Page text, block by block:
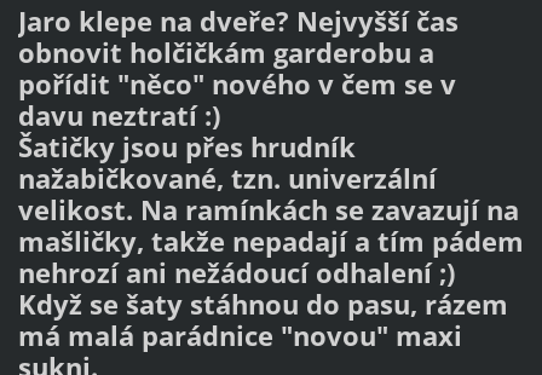
Jaro klepe na dveře? Nejvyšší čas
obnovit holčičkám garderobu a
pořídit "něco" nového v čem se v
davu neztratí :)
Šatičky jsou přes hrudník
nažabičkované, tzn. univerzální
velikost. Na ramínkách se zavazují na
mašličky, takže nepadají a tím pádem
nehrozí ani nežádoucí odhalení ;)
Když se šaty stáhnou do pasu, rázem
má malá parádnice "novou" maxi
sukni.